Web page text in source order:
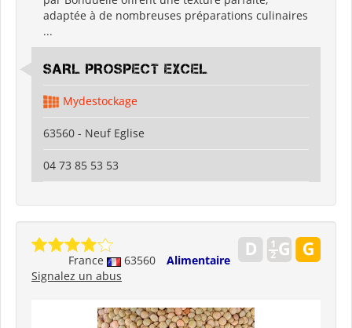
adaptée à de nombreuses préparations culinaires
...
SARL PROSPECT EXCEL
Mydestockage
63560 - Neuf Eglise
04 73 85 53 53
France 63560
Alimentaire
Signalez un abus